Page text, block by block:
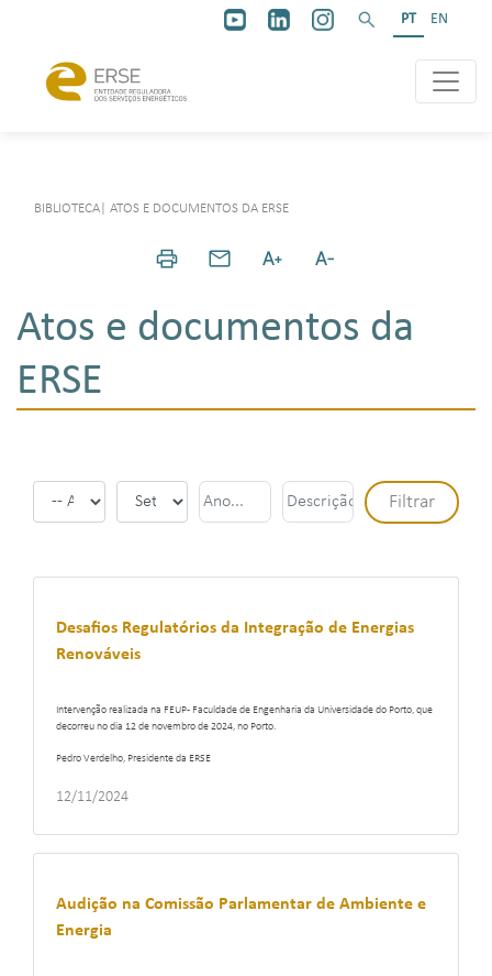
PT EN
BIBLIOTECA ATOS E DOCUMENTOS DA ERSE
Atos e documentos da
ERSE
Desafios Regulatórios da Integração de Energias
Renováveis
Intervenção realizada na FEUP - Faculdade de Engenharia da Universidade do Porto, que
decorreu no dia 12 de novembro de 2024, no Porto.
Pedro Verdelho, Presidente da ERSE
12/11/2024
Audição na Comissão Parlamentar de Ambiente e
Energia